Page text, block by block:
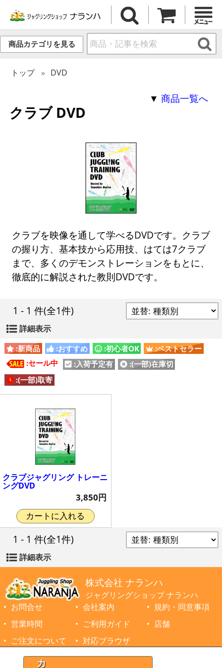
商品カテゴリを見る
トップ DVD
クラブ DVD
▼商品一覧へ
クラブを映像を通して学べるDVDです。クラブ
の握り方、基本技から応用技、はては7クラブ
まで、多くのデモンストレーションをもとに、
徹底的に解説された教則DVDです。
1 - 1 件(全1件)
詳細表示
:新商品 :おすすめ :初心者OK
:ベストセラー
:セール中
:入荷予定有
:(一部)在庫切
:(一部)取寄
クラブジャグリング トレーニ
ングDVD
3,850円
カートに入れる
1 - 1 件(全1件)
詳細表示
カ
株式会社 ナランハ
ジャグリングショップ ナランハ
お問合せ
会社案内
規約・同意事項
営業時間
ご利用ガイド
店舗
ご注文について
対応ブラウザ
©1999-2026 NARANJA Inc. All Rights Reserved.